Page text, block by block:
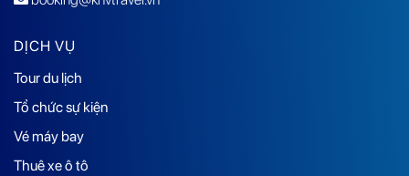
DỊCH VỤ
Tour du lịch
Tổ chức sự kiện
Vé máy bay
Thuê xe ô tô